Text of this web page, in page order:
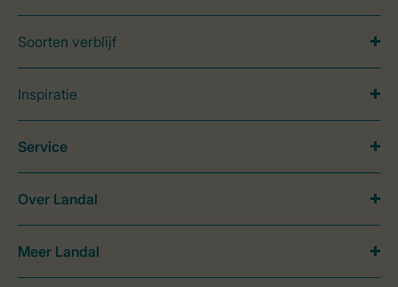
Soorten verblijf
Inspiratie
Service
Over Landal
Meer Landal